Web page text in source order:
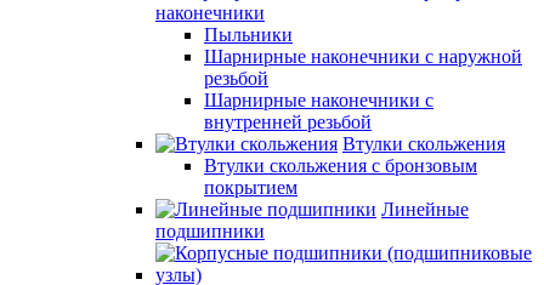
наконечники
Пыльники
Шарнирные наконечники с наружной
резьбой
Шарнирные наконечники с
внутренней резьбой
Втулки скольжения
Втулки скольжения с бронзовым
покрытием
Линейные
подшипники